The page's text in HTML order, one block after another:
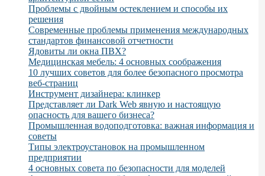
Проблемы с двойным остеклением и способы их
решения
Современные проблемы применения международных
стандартов финансовой отчетности
Ядовиты ли окна ПВХ?
Медицинская мебель: 4 основных соображения
10 лучших советов для более безопасного просмотра
веб-страниц
Инструмент дизайнера: клинкер
Представляет ли Dark Web явную и настоящую
опасность для вашего бизнеса?
Промышленная водоподготовка: важная информация и
советы
Типы электроустановок на промышленном
предприятии
4 основных совета по безопасности для моделей